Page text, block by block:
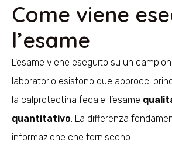
Come viene
l’esame
L’esame viene eseguito su un
laboratorio esistono due approcci
la calprotectina fecale: l’esame
quantitativo . La differenza
informazione che forniscono.